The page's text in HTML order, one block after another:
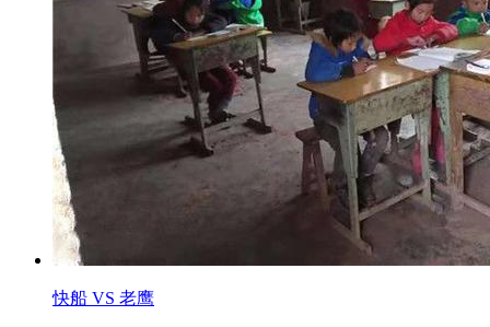
快船 VS 老鹰